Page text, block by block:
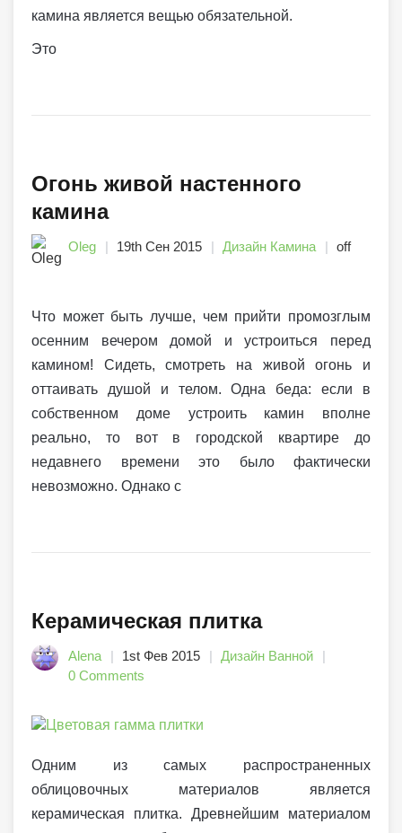
камина является вещью обязательной.
Это
Огонь живой настенного
камина
Oleg 19th Сен 2015 Дизайн Камина off
Что может быть лучше, чем прийти промозглым
осенним вечером домой и устроиться перед
камином! Сидеть, смотреть на живой огонь и
оттаивать душой и телом. Одна беда: если в
собственном доме устроить камин вполне
реально, то вот в городской квартире до
недавнего времени это было фактически
невозможно. Однако с
Керамическая плитка
Alena 1st Фев 2015
Дизайн Ванной
0 Comments
Одним из самых распространенных
облицовочных материалов является
керамическая плитка. Древнейшим материалом